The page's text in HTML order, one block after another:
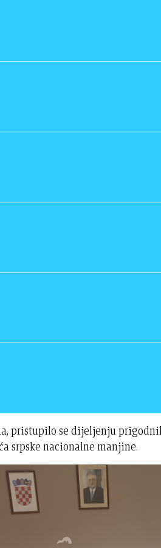
pristupilo se dijeljenju
srpske nacionalne manjine.